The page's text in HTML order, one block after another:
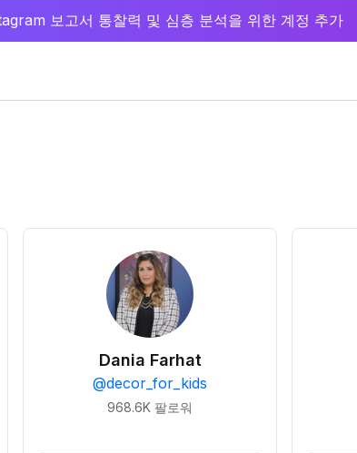
보고서 통찰력 및 심층 분석을 위한 계정 추가
Dania Farhat
@decor_for_kids
968.6K 팔로워